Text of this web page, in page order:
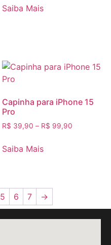
Saiba Mais
Capinha para iPhone 15
Pro
R$ 39,90 – R$ 99,90
Saiba Mais
5 6 7 →